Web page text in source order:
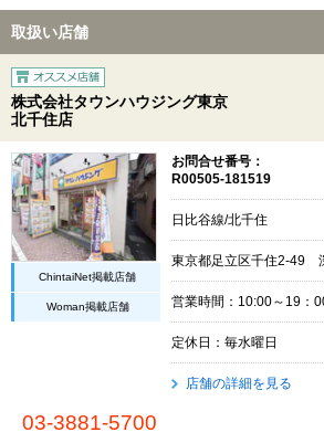
取扱い店舗
株式会社タウンハウジング東京
北千住店
ChintaiNet掲載店舗
Woman掲載店舗
お問合せ番号：
R00505-181519
日比谷線/北千住
東京都足立区千住2-49
営業時間：10:00～19：
定休日：毎水曜日
店舗の詳細を見る
03-3881-5700